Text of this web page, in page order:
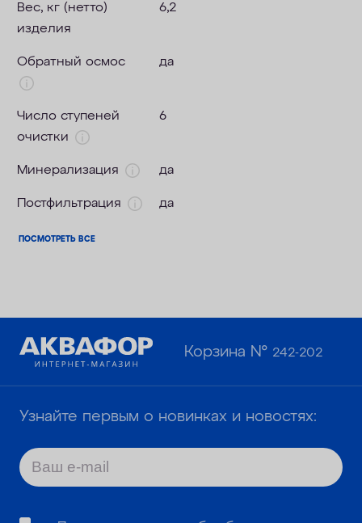
Вес, кг (нетто)
изделия
6,2
Обратный осмос да
Число ступеней
очистки
6
Минерализация да
Постфильтрация да
ПОСМОТРЕТЬ ВСЕ
Корзина № 242-202
Узнайте первым о новинках и новостях: